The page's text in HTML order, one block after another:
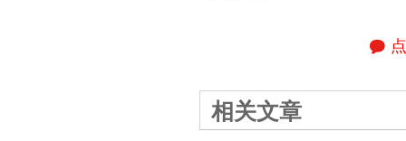
相关文章